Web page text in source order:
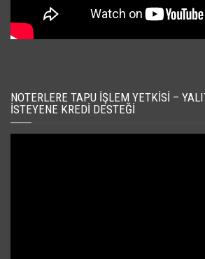
NOTERLERE TAPU İŞLEM YETKISI –
İSTEYENE KREDI DESTEĞI